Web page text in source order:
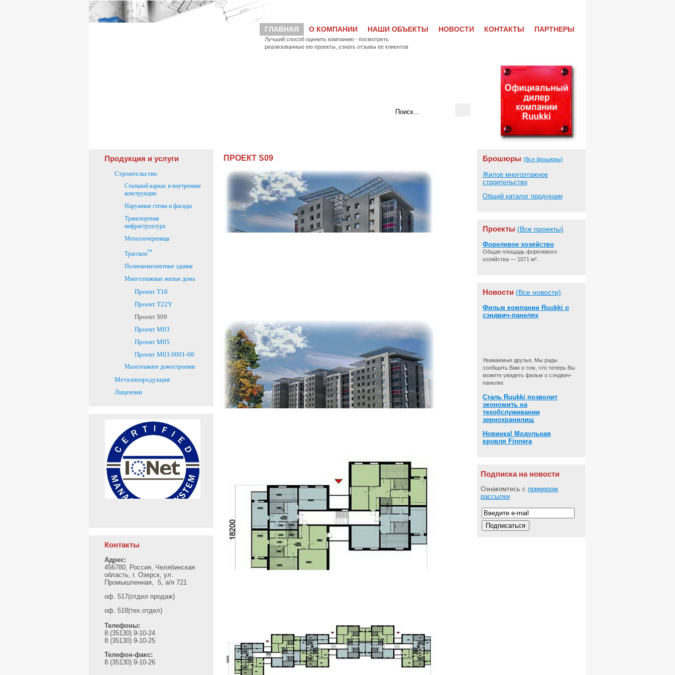
ГЛАВНАЯ О КОМПАНИИ НАШИ ОБЪЕКТЫ НОВОСТИ КОНТАКТЫ ПАРТНЕРЫ
Лучший способ оценить компанию - посмотреть
реализованные ею проекты, узнать отзывы ее клиентов
Продукция и услуги
Строительство
Стальной каркас и внутренние
конструкции
Наружные стены и фасады
Транспортная
инфраструктура
Металлочерепица
Трасскон™
Полнокомплектные здания
Многоэтажные жилые дома
Проект Т16
Проект T22Y
Проект S09
Проект M03
Проект M05
Проект M03.0001-08
Малоэтажное домостроение
Металлопродукция
Лицензии
Контакты
Адрес:
456780, Россия, Челябинская
область, г. Озерск, ул.
Промышленная, 5, а/я 721
оф. 517(отдел продаж)
оф. 518(тех.отдел)
Телефоны:
8 (35130) 9-10-24
8 (35130) 9-10-25
Телефон-факс:
8 (35130) 9-10-26
ПРОЕКТ S09 Брошюры (Все брошюры)
Жилое многоэтажное
строительство
Общий каталог продукции
Проекты (Все проекты)
Форелевое хозяйство
Общая площадь форелевого
хозяйства — 1071 м².
Новости (Все новости)
Фильм компании Ruukki о
сэндвич-панелях
Уважаемые друзья, Мы рады
сообщить Вам о том, что теперь Вы
можете увидеть фильм о сэндвич-
панелях
Сталь Ruukki позволит
экономить на
техобслуживании
зернохранилищ
Новинка! Модульная
кровля Finnera
Подписка на новости
Ознакомтесь с примером
рассылки